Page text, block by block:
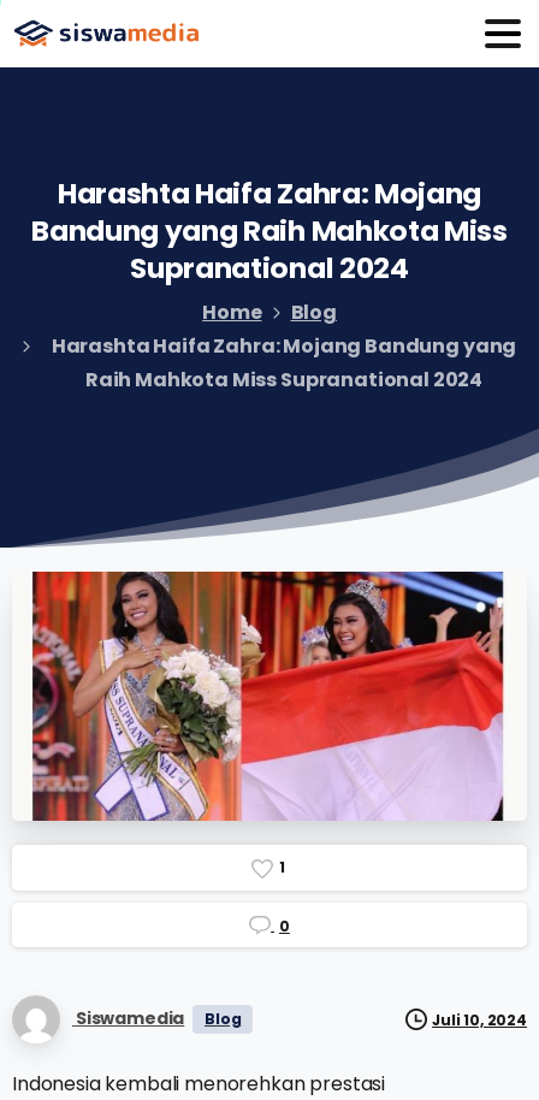
HarashtaHaifaZahra:Mojang
BandungyangRaih MahkotaMiss
Supranational 2024
Home
Blog
Harashta Haifa Zahra: Mojang Bandung yang
Raih Mahkota Miss Supranational 2024
1
0
Siswamedia Blog Juli 10, 2024
Indonesia kembali menorehkan prestasi